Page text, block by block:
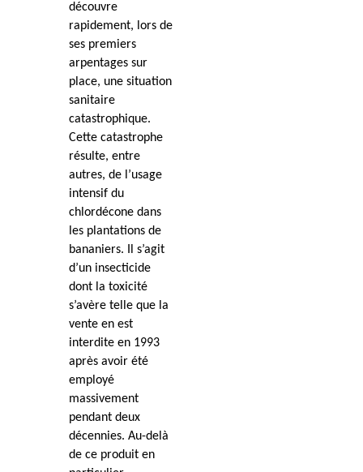
découvre
rapidement, lors de
ses premiers
arpentages sur
place, une situation
sanitaire
catastrophique.
Cette catastrophe
résulte, entre
autres, de l’usage
intensif du
chlordécone dans
les plantations de
bananiers. Il s’agit
d’un insecticide
dont la toxicité
s’avère telle que la
vente en est
interdite en 1993
après avoir été
employé
massivement
pendant deux
décennies. Au-delà
de ce produit en